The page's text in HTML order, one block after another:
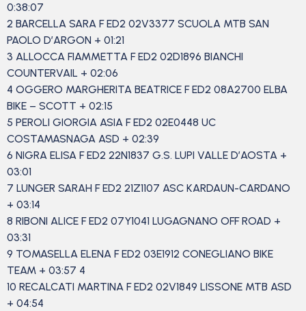
0:38:07
2 BARCELLA SARA F ED2 02V3377 SCUOLA MTB SAN
PAOLO D’ARGON + 01:21
3 ALLOCCA FIAMMETTA F ED2 02D1896 BIANCHI
COUNTERVAIL + 02:06
4 OGGERO MARGHERITA BEATRICE F ED2 08A2700 ELBA
BIKE – SCOTT + 02:15
5 PEROLI GIORGIA ASIA F ED2 02E0448 UC
COSTAMASNAGA ASD + 02:39
6 NIGRA ELISA F ED2 22N1837 G.S. LUPI VALLE D’AOSTA +
03:01
7 LUNGER SARAH F ED2 21Z1107 ASC KARDAUN-CARDANO
+ 03:14
8 RIBONI ALICE F ED2 07Y1041 LUGAGNANO OFF ROAD +
03:31
9 TOMASELLA ELENA F ED2 03E1912 CONEGLIANO BIKE
TEAM + 03:57 4
10 RECALCATI MARTINA F ED2 02V1849 LISSONE MTB ASD
+ 04:54